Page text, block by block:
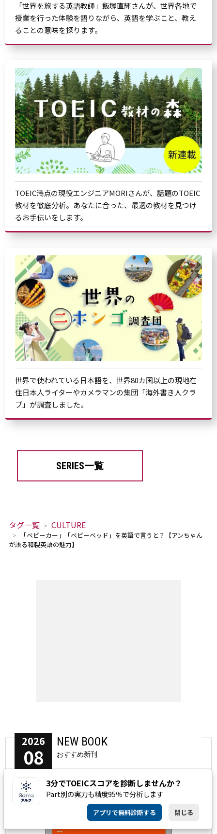
「世界を旅する英語教師」飯塚直輝さんが、世界各地で
授業を行った体験を語りながら、英語を学ぶこと、教え
ることの意味を探ります。
TOEIC満点の現役エンジニアMORIさんが、話題のTOEIC
教材を徹底分析。あなたに合った、最適の教材を見つけ
るお手伝いをします。
世界で使われている日本語を、世界80カ国以上の現地在
住日本人ライターやカメラマンの集団「海外書き人クラ
ブ」が調査しました。
SERIES一覧
タグ一覧 CULTURE
「ベビーカー」「ベビーベッド」を英語で言うと？【アンちゃん
が語る和製英語の魅力】
2026
08
NEW BOOK
おすすめ新刊
Realize 英文法MASTERY［基礎～必修レベル］
3分でTOEICスコアを診断しませんか？
Part別の実力も精度95％で分析します
アプリで無料診断する 閉じる